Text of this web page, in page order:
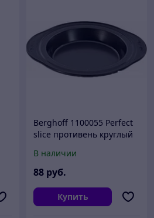
Berghoff 1100055 Perfect
slice противень круглый
В наличии
88 руб.
Купить